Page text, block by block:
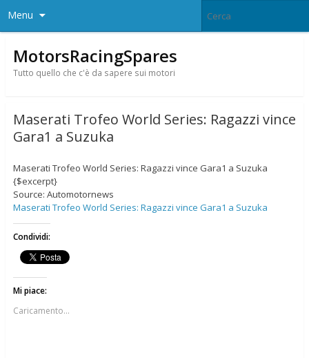
Menu
MotorsRacingSpares
Tutto quello che c'è da sapere sui motori
Maserati Trofeo World Series: Ragazzi vince
Gara1 a Suzuka
Maserati Trofeo World Series: Ragazzi vince Gara1 a Suzuka
{$excerpt}
Source: Automotornews
Maserati Trofeo World Series: Ragazzi vince Gara1 a Suzuka
Condividi:
Mi piace:
Caricamento...